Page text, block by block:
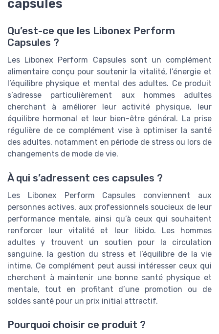
capsules
Qu’est-ce que les Libonex Perform
Capsules ?
Les Libonex Perform Capsules sont un complément
alimentaire conçu pour soutenir la vitalité, l’énergie et
l’équilibre physique et mental des adultes. Ce produit
s’adresse particulièrement aux hommes adultes
cherchant à améliorer leur activité physique, leur
équilibre hormonal et leur bien-être général. La prise
régulière de ce complément vise à optimiser la santé
des adultes, notamment en période de stress ou lors de
changements de mode de vie.
À qui s’adressent ces capsules ?
Les Libonex Perform Capsules conviennent aux
personnes actives, aux professionnels soucieux de leur
performance mentale, ainsi qu’à ceux qui souhaitent
renforcer leur vitalité et leur libido. Les hommes
adultes y trouvent un soutien pour la circulation
sanguine, la gestion du stress et l’équilibre de la vie
intime. Ce complément peut aussi intéresser ceux qui
cherchent à maintenir une bonne santé physique et
mentale, tout en profitant d’une promotion ou de
soldes santé pour un prix initial attractif.
Pourquoi choisir ce produit ?